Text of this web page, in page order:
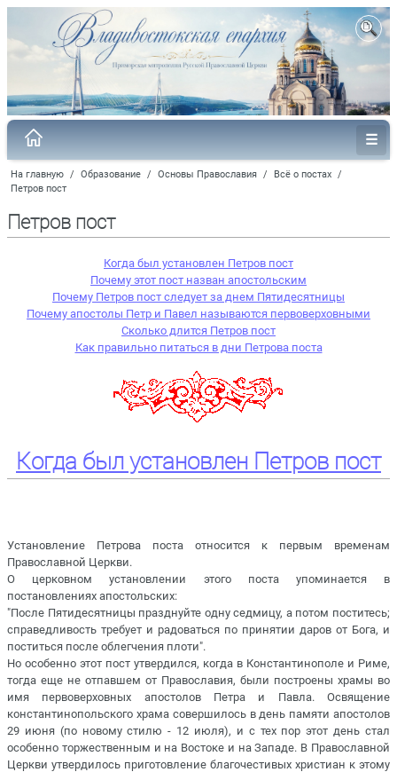
На главную / Образование / Основы Православия / Всё о постах /
Петров пост
Петров пост
Когда был установлен Петров пост
Почему этот пост назван апостольским
Почему Петров пост следует за днем Пятидесятницы
Почему апостолы Петр и Павел называются первоверховными
Сколько длится Петров пост
Как правильно питаться в дни Петрова поста
Когда был установлен Петров пост
Установление Петрова поста относится к первым временам
Православной Церкви.
О церковном установлении этого поста упоминается в
постановлениях апостольских:
"После Пятидесятницы празднуйте одну седмицу, а потом поститесь;
справедливость требует и радоваться по принятии даров от Бога, и
поститься после облегчения плоти".
Но особенно этот пост утвердился, когда в Константинополе и Риме,
тогда еще не отпавшем от Православия, были построены храмы во
имя первоверховных апостолов Петра и Павла. Освящение
константинопольского храма совершилось в день памяти апостолов
29 июня (по новому стилю - 12 июля), и с тех пор этот день стал
особенно торжественным и на Востоке и на Западе. В Православной
Церкви утвердилось приготовление благочестивых христиан к этому